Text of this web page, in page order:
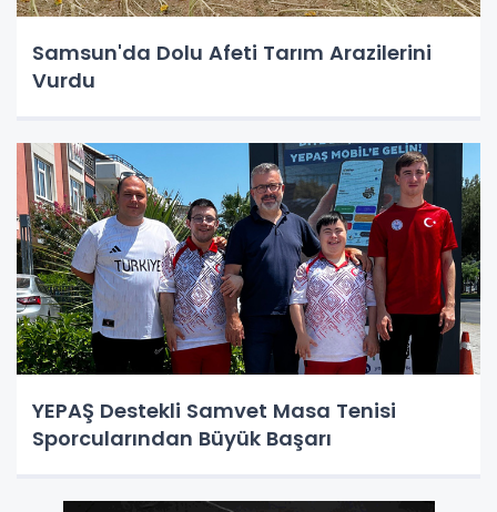
Samsun'da Dolu Afeti Tarım Arazilerini
Vurdu
YEPAŞ Destekli Samvet Masa Tenisi
Sporcularından Büyük Başarı